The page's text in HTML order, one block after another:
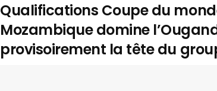
Qualifications Coupe du
Mozambique domine
provisoirement la tête du